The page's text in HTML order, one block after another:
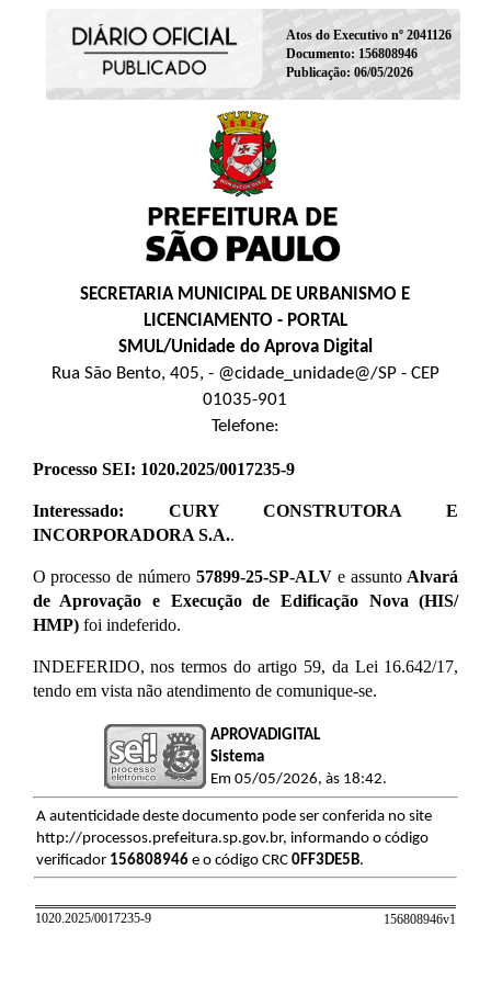
Atos do Executivo nº 2041126
Documento: 156808946
Publicação: 06/05/2026
SECRETARIA MUNICIPAL DE URBANISMO E
LICENCIAMENTO - PORTAL
SMUL/Unidade do Aprova Digital
Rua São Bento, 405, - @cidade_unidade@/SP - CEP
01035-901
Telefone:
Processo SEI: 1020.2025/0017235-9
Interessado: CURY CONSTRUTORA E
INCORPORADORA S.A..
O processo de número 57899-25-SP-ALVe assunto Alvará
de Aprovação e Execução de Edificação Nova (HIS/
HMP)foi indeferido.
INDEFERIDO, nos termos do artigo 59, da Lei 16.642/17,
tendo em vista não atendimento de comunique-se.
APROVADIGITAL
Sistema
Em 05/05/2026, às 18:42.
A autenticidade deste documento pode ser conferida no site
http://processos.prefeitura.sp.gov.br, informando o código
verificador 156808946e o código CRC 0FF3DE5B.
1020.2025/0017235-9 156808946v1